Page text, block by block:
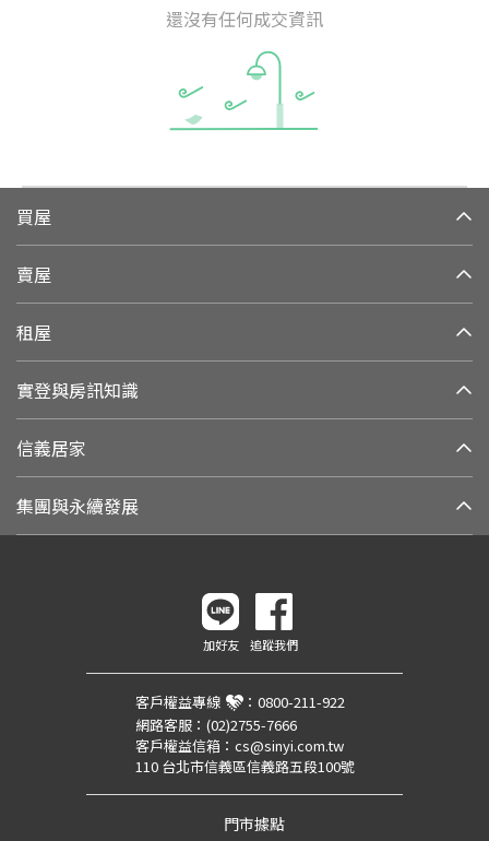
還沒有任何成交資訊
買屋
賣屋
租屋
實登與房訊知識
信義居家
集團與永續發展
加好友 追蹤我們
客戶權益專線 ： 0800-211-922
網路客服： (02)2755-7666
客戶權益信箱： cs@sinyi.com.tw
110 台北市信義區信義路五段100號
門市據點